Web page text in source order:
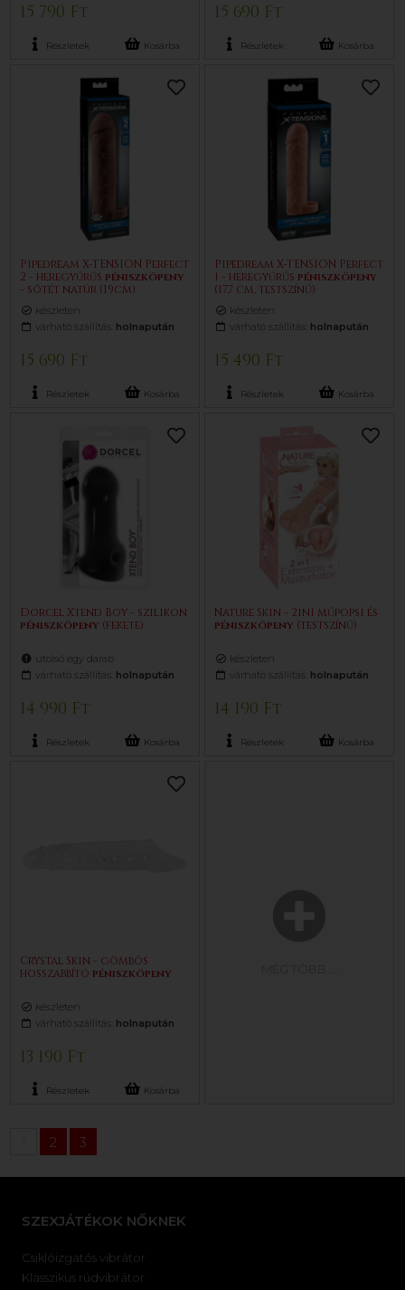
15 790 Ft
Részletek Kosárba
15 690 Ft
Részletek Kosárba
Pipedream X-TENSION Perfect
2 - heregyűrűs péniszköpeny
- sötét natúr (19cm)
készleten
várható szállítás: holnapután
15 690 Ft
Részletek Kosárba
Pipedream X-TENSION Perfect
1 - heregyűrűs péniszköpeny
(17,7 cm, testszínű)
készleten
várható szállítás: holnapután
15 490 Ft
Részletek Kosárba
Dorcel Xtend Boy - szilikon
péniszköpeny (fekete)
utolsó egy darab
várható szállítás: holnapután
14 990 Ft
Részletek Kosárba
Nature Skin - 2in1 műpopsi és
péniszköpeny (testszínű)
készleten
várható szállítás: holnapután
14 190 Ft
Részletek Kosárba
Crystal Skin - gömbös
hosszabbító péniszköpeny
készleten
várható szállítás: holnapután
13 190 Ft
Részletek Kosárba
2 3
SZEXJÁTÉKOK NŐKNEK
Csiklóizgatós vibrátor
Klasszikus rúdvibrátor